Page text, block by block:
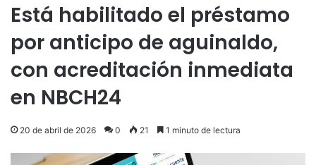
Está habilitado el préstamo
por anticipo de aguinaldo,
con acreditación inmediata
en NBCH24
20 de abril de 2026 0 21 1 minuto de lectura